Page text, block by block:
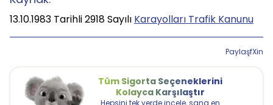
13.10.1983 Tarihli 2918 Sayılı Karayolları Trafik Kanunu
PaylaşfXin
Tüm Sigorta Seçeneklerini
Kolayca Karşılaştır
Hepsini tek yerde incele, sana en